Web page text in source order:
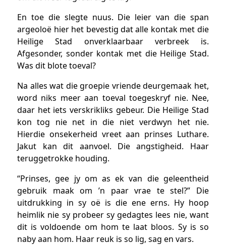
En toe die slegte nuus. Die leier van die span
argeoloë hier het bevestig dat alle kontak met die
Heilige Stad onverklaarbaar verbreek is.
Afgesonder, sonder kontak met die Heilige Stad.
Was dit blote toeval?
Na alles wat die groepie vriende deurgemaak het,
word niks meer aan toeval toegeskryf nie. Nee,
daar het iets verskrikliks gebeur. Die Heilige Stad
kon tog nie net in die niet verdwyn het nie.
Hierdie onsekerheid vreet aan prinses Luthare.
Jakut kan dit aanvoel. Die angstigheid. Haar
teruggetrokke houding.
“Prinses, gee jy om as ek van die geleentheid
gebruik maak om ’n paar vrae te stel?” Die
uitdrukking in sy oë is die ene erns. Hy hoop
heimlik nie sy probeer sy gedagtes lees nie, want
dit is voldoende om hom te laat bloos. Sy is so
naby aan hom. Haar reuk is so lig, sag en vars.